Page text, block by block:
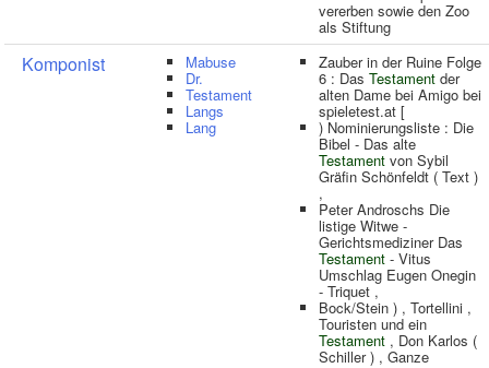
vererben sowie den Zoo
als Stiftung
Komponist Mabuse
Dr.
Testament
Langs
Lang
Zauber in der Ruine Folge
6 : Das Testament der
alten Dame bei Amigo bei
spieletest.at [
) Nominierungsliste : Die
Bibel - Das alte
Testament von Sybil
Gräfin Schönfeldt ( Text )
,
Peter Androschs Die
listige Witwe -
Gerichtsmediziner Das
Testament - Vitus
Umschlag Eugen Onegin
- Triquet ,
Bock/Stein ) , Tortellini ,
Touristen und ein
Testament , Don Karlos (
Schiller ) , Ganze